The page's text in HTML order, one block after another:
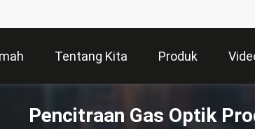
Tentang Kita Produk
Pencitraan Gas Optik